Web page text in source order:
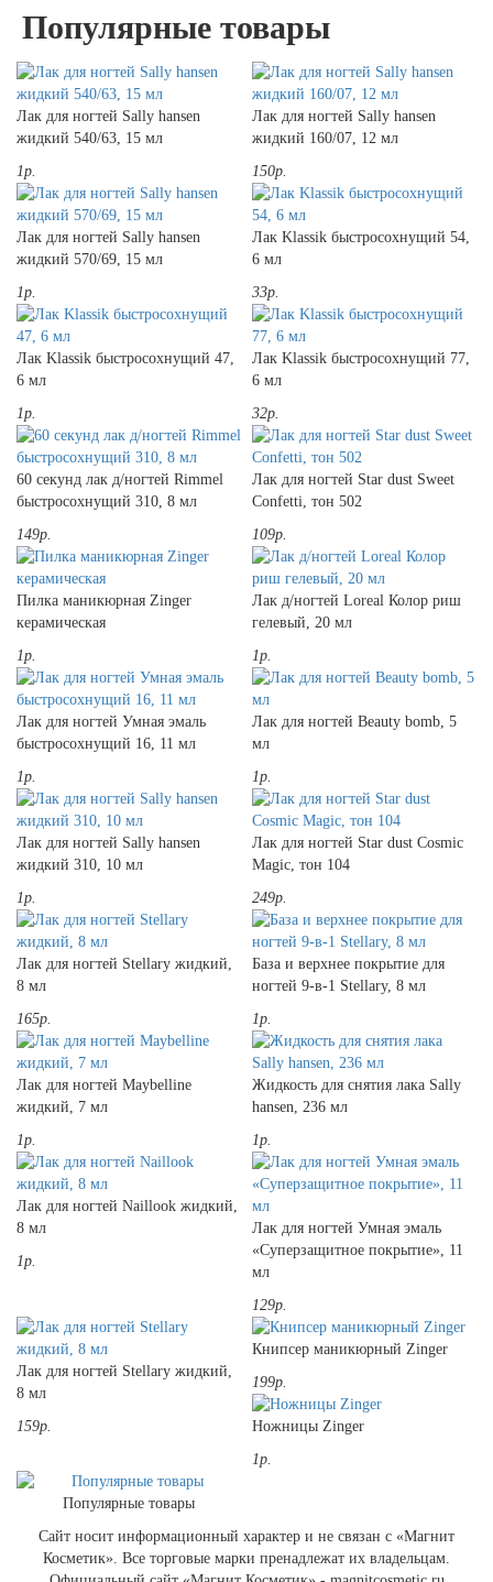
Популярные товары
Лак для ногтей Sally hansen
жидкий 540/63, 15 мл
1р.
Лак для ногтей Sally hansen
жидкий 160/07, 12 мл
150р.
Лак для ногтей Sally hansen
жидкий 570/69, 15 мл
1р.
Лак Klassik быстросохнущий 54,
6 мл
33р.
Лак Klassik быстросохнущий 47,
6 мл
1р.
Лак Klassik быстросохнущий 77,
6 мл
32р.
60 секунд лак д/ногтей Rimmel
быстросохнущий 310, 8 мл
149р.
Лак для ногтей Star dust Sweet
Confetti, тон 502
109р.
Пилка маникюрная Zinger
керамическая
1р.
Лак д/ногтей Loreal Колор риш
гелевый, 20 мл
1р.
Лак для ногтей Умная эмаль
быстросохнущий 16, 11 мл
1р.
Лак для ногтей Beauty bomb, 5
мл
1р.
Лак для ногтей Sally hansen
жидкий 310, 10 мл
1р.
Лак для ногтей Star dust Cosmic
Magic, тон 104
249р.
Лак для ногтей Stellary жидкий,
8 мл
165р.
База и верхнее покрытие для
ногтей 9-в-1 Stellary, 8 мл
1р.
Лак для ногтей Maybelline
жидкий, 7 мл
1р.
Жидкость для снятия лака Sally
hansen, 236 мл
1р.
Лак для ногтей Naillook жидкий,
8 мл
1р.
Лак для ногтей Умная эмаль
«Суперзащитное покрытие», 11
мл
129р.
Лак для ногтей Stellary жидкий,
8 мл
159р.
Книпсер маникюрный Zinger
199р.
Ножницы Zinger
1р.
Популярные товары
Сайт носит информационный характер и не связан с «Магнит
Косметик». Все торговые марки пренадлежат их владельцам.